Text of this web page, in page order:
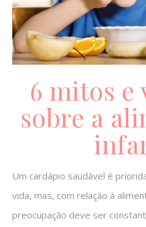
6 mitos e
sobre a
Um cardápio saudável é
vida, mas, com relação à
preocupação deve ser